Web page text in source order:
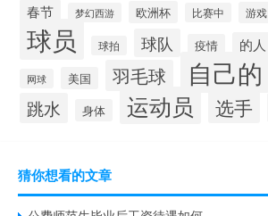
春节 梦幻西游 欧洲杯 比赛中 游戏
球员 球拍 球队 疫情 的人
网球 美国 羽毛球 自己的
跳水 身体 运动员 选手
猜你想看的文章